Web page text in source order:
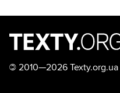
© 2010—2026 Texty.org.ua